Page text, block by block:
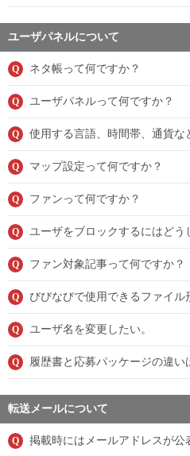
ユーザパネルについて
Q ネタ帳って何ですか？
Q ユーザパネルって何ですか？
Q 使用する言語、時間帯、通貨な
Q マップ設定って何ですか？
Q ファンって何ですか？
Q ユーザをブロックするにはどう
Q ファン対象記事って何ですか？
Q びびなびで使用できるファイル
Q ユーザ名を変更したい。
Q 履歴書と応募パッケージの違い
転送メールについて
Q 掲載時にはメールアドレスが公